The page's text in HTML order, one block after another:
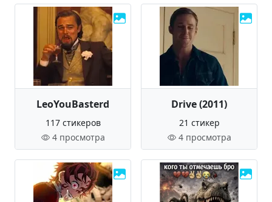
LeoYouBasterd
117 стикеров
4 просмотра
Drive (2011)
21 стикер
4 просмотра